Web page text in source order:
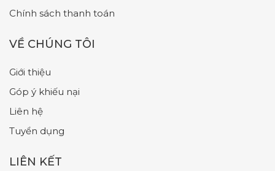
Chính sách thanh toán
VỀ CHÚNG TÔI
Giới thiệu
Góp ý khiếu nại
Liên hệ
Tuyển dụng
LIÊN KẾT